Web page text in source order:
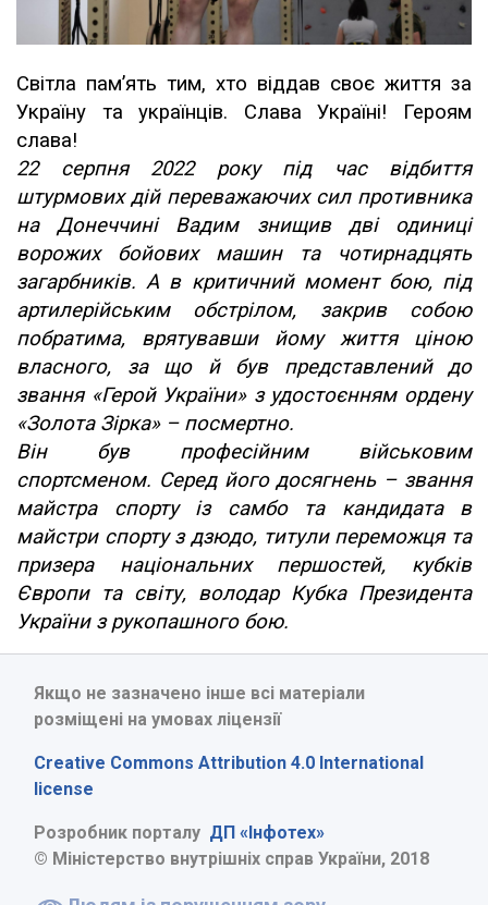
Світла пам’ять тим, хто віддав своє життя за
Україну та українців. Слава Україні! Героям
слава!
22 серпня 2022 року під час відбиття
штурмових дій переважаючих сил противника
на Донеччині Вадим знищив дві одиниці
ворожих бойових машин та чотирнадцять
загарбників. А в критичний момент бою, під
артилерійським обстрілом, закрив собою
побратима, врятувавши йому життя ціною
власного, за що й був представлений до
звання «Герой України» з удостоєнням ордену
«Золота Зірка» – посмертно.
Він був професійним військовим
спортсменом. Серед його досягнень – звання
майстра спорту із самбо та кандидата в
майстри спорту з дзюдо, титули переможця та
призера національних першостей, кубків
Європи та світу, володар Кубка Президента
України з рукопашного бою.
Якщо не зазначено інше всі матеріали
розміщені на умовах ліцензії
Creative Commons Attribution 4.0 International
license
Розробник порталу ДП «Інфотех»
© Міністерство внутрішніх справ України, 2018